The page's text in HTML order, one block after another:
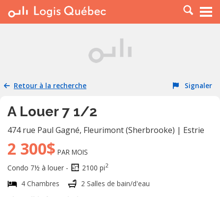
À LOUER
PLACER UNE ANNONCE
RESSOURCES
Retour à la recherche Signaler
A Louer 7 1/2
474 rue Paul Gagné, Fleurimont (Sherbrooke) | Estrie
2 300$ PAR MOIS
Condo 7½ à louer -
2100 pi2
4 Chambres
2 Salles de bain/d'eau